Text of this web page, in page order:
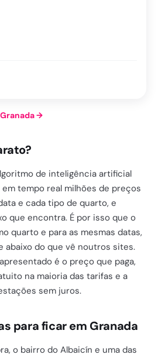
→
de inteligência artificial
tempo real milhões de preços
e cada tipo de quarto, e
que encontra. É por isso que o
quarto e para as mesmas datas,
abaixo do que vê noutros sites.
é o preço que paga,
na maioria das tarifas e a
sem juros.
para ficar em Granada
o bairro do Albaicín e uma das